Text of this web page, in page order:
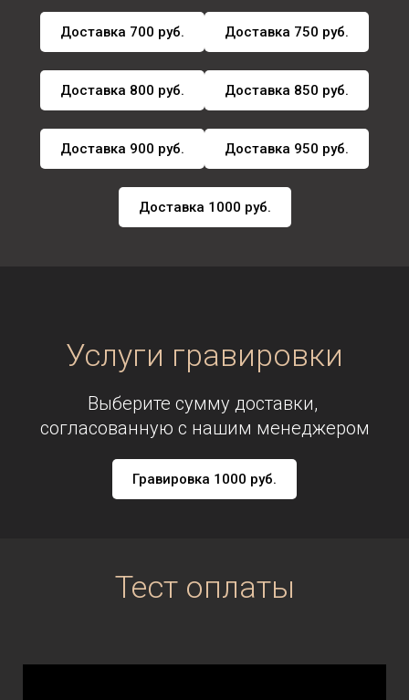
Доставка 700 руб. Доставка 750 руб.
Доставка 800 руб. Доставка 850 руб.
Доставка 900 руб. Доставка 950 руб.
Доставка 1000 руб.
Услуги гравировки
Выберите сумму доставки,
согласованную с нашим менеджером
Гравировка 1000 руб.
Тест оплаты